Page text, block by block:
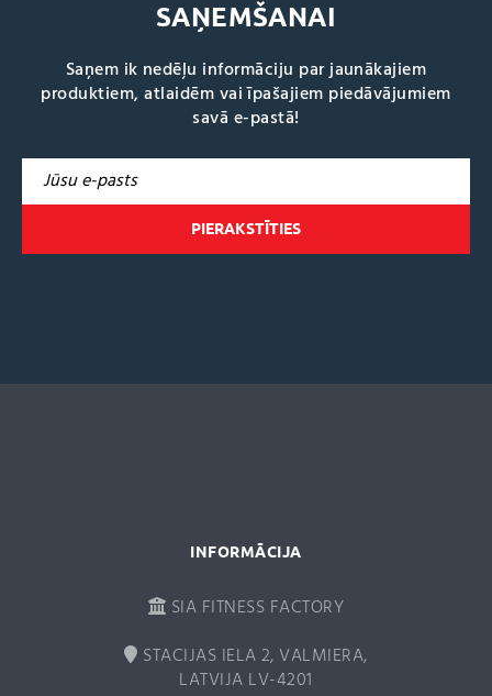
SAŅEMŠANAI
Saņem ik nedēļu informāciju par jaunākajiem
produktiem, atlaidēm vai īpašajiem piedāvājumiem
savā e-pastā!
t
INFORMĀCIJA
SIA FITNESS FACTORY
STACIJAS IELA 2, VALMIERA,
LATVIJA LV-4201